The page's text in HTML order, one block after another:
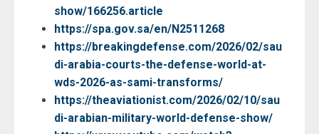
show/166256.article
https://spa.gov.sa/en/N2511268
https://breakingdefense.com/2026/02/sau
di-arabia-courts-the-defense-world-at-
wds-2026-as-sami-transforms/
https://theaviationist.com/2026/02/10/sau
di-arabian-military-world-defense-show/